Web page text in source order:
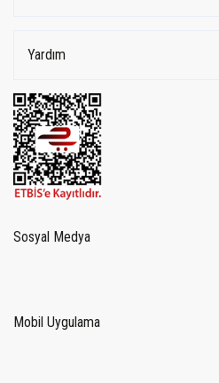
Yardım
Sosyal Medya
Mobil Uygulama